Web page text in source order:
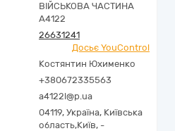
ВІЙСЬКОВА ЧАСТИНА
А4122
26631241
Досьє YouControl
Костянтин Юхименко
+380672335563
a4122l@p.ua
04119, Україна, Київська
область,Київ, -